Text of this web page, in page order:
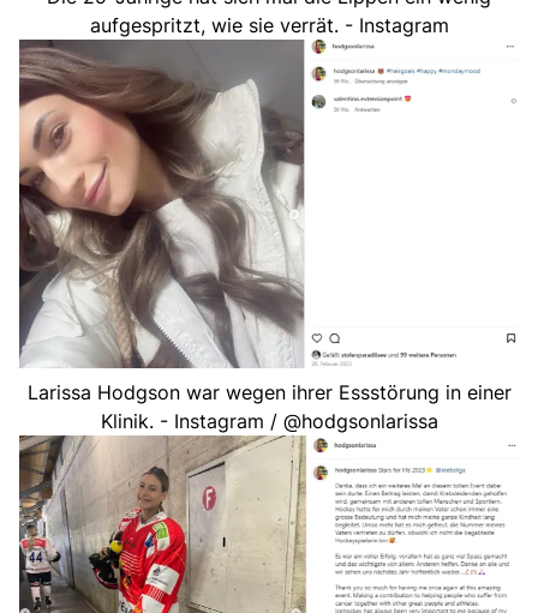
aufgespritzt, wie sie verrät. - Instagram
Larissa Hodgson war wegen ihrer Essstörung in einer
Klinik. - Instagram / @hodgsonlarissa